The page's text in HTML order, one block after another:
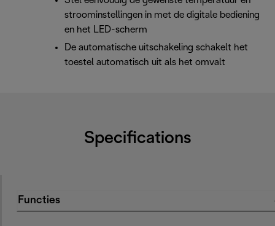
stroominstellingen in met de digitale bediening
en het LED-scherm
De automatische uitschakeling schakelt het
toestel automatisch uit als het omvalt
Specifications
Functies